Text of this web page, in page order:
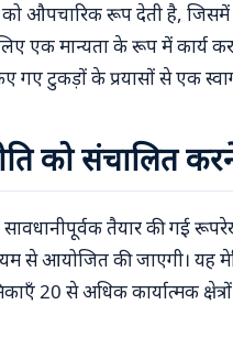
को औपचारिक रूप देती है,
एक मान्यता के रूप में कार्य
गए टुकड़ों के प्रयासों से एक
को संचालित
तैयार की गई
से आयोजित की जाएगी। यह
20 से अधिक कार्यात्मक